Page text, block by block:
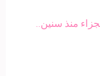
منذ سنين..